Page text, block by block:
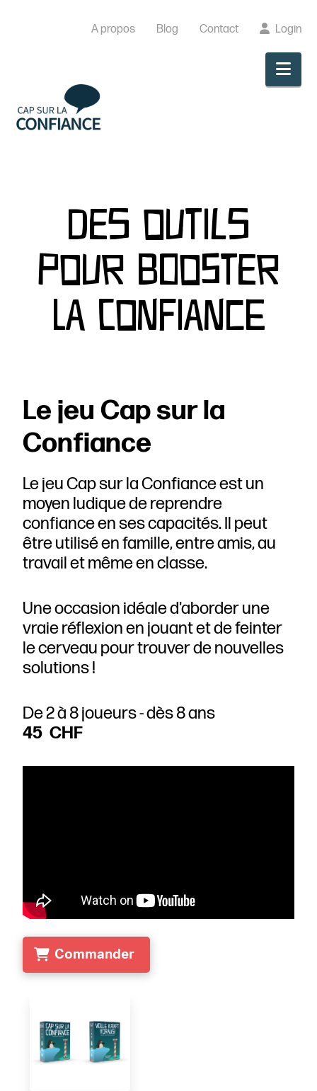
A propos Blog Contact Login
Des outils
pour booster
la confiance
Le jeu Cap sur la
Confiance
Le jeu Cap sur la Confiance est un
moyen ludique de reprendre
confiance en ses capacités. Il peut
être utilisé en famille, entre amis, au
travail et même en classe.
Une occasion idéale d'aborder une
vraie réflexion en jouant et de feinter
le cerveau pour trouver de nouvelles
solutions !
De 2 à 8 joueurs - dès 8 ans
45 CHF
Commander